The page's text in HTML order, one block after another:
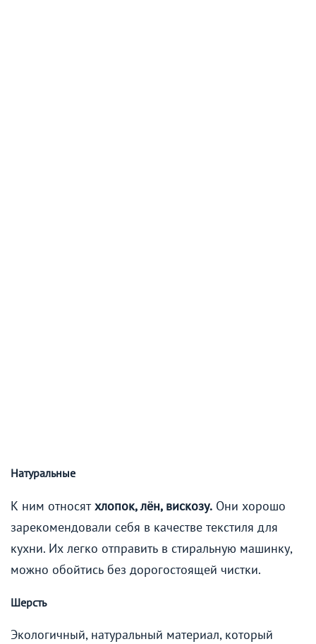
Натуральные
К ним относятхлопок, лён, вискозу. Они хорошо
зарекомендовали себя в качестве текстиля для
кухни. Их легко отправить в стиральную машинку,
можно обойтись без дорогостоящей чистки.
Шерсть
Экологичный, натуральный материал, который